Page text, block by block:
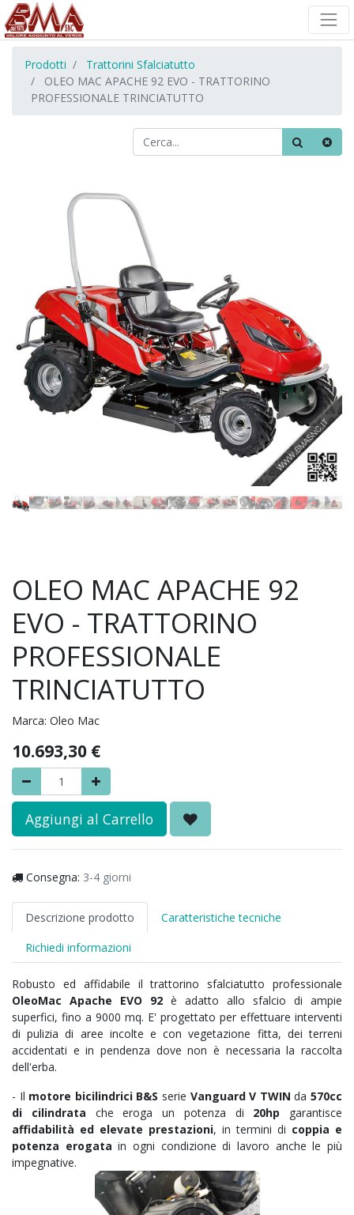
Prodotti
Trattorini Sfalciatutto
OLEO MAC APACHE 92 EVO - TRATTORINO
PROFESSIONALE TRINCIATUTTO
OLEO MAC APACHE 92
EVO - TRATTORINO
PROFESSIONALE
TRINCIATUTTO
Marca: Oleo Mac
10.693,30 €
Aggiungi al Carrello
Consegna: 3-4 giorni
Descrizione prodotto
Caratteristiche tecniche
Richiedi informazioni
Robusto ed affidabile il trattorino sfalciatutto professionale
OleoMac Apache EVO 92 è adatto allo sfalcio di ampie
superfici, fino a 9000 mq. E' progettato per effettuare interventi
di pulizia di aree incolte e con vegetazione fitta, dei terreni
accidentati e in pendenza dove non è necessaria la raccolta
dell'erba.
- Il motore bicilindrici B&S serie Vanguard V TWIN da570cc
di cilindrata che eroga un potenza di 20hp garantisce
affidabilità ed elevate prestazioni, in termini di coppia e
potenza erogata in ogni condizione di lavoro anche le più
impegnative.